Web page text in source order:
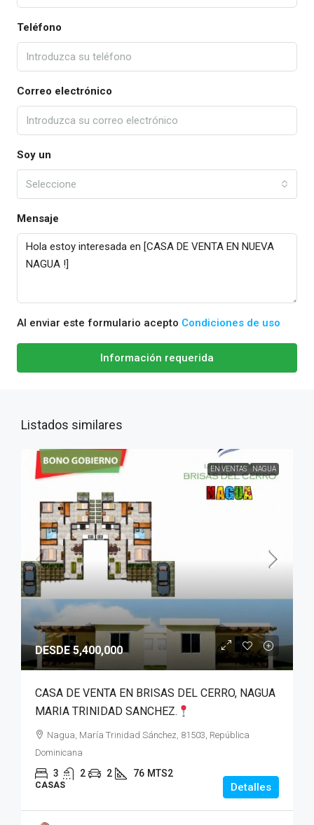
Teléfono
Correo electrónico
Soy un
Seleccione
Mensaje
Al enviar este formulario acepto Condiciones de uso
Información requerida
Listados similares
EN VENTAS NAGUA
DESDE 5,400,000
CASA DE VENTA EN BRISAS DEL CERRO, NAGUA
MARIA TRINIDAD SANCHEZ.
Nagua, María Trinidad Sánchez, 81503, República
Dominicana
3 2 2 76 MTS2
CASAS Detalles